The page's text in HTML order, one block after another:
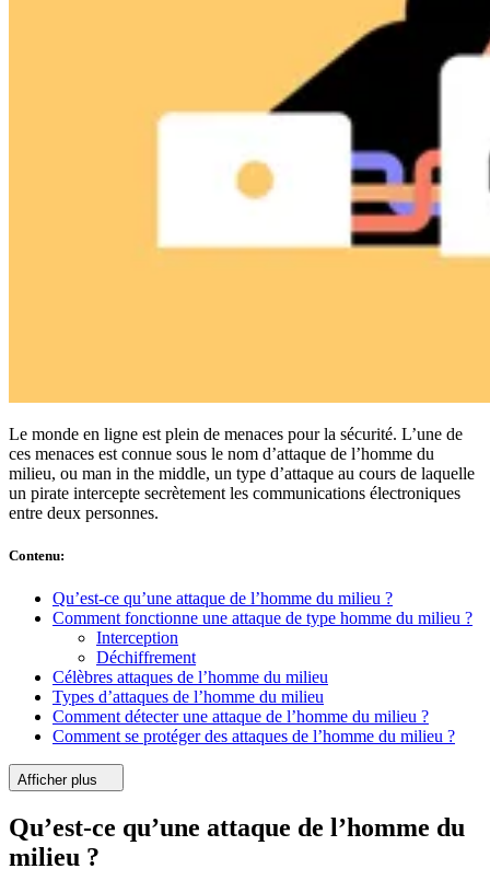
Demander un devis
Le monde en ligne est plein de menaces pour la sécurité. L’une de
ces menaces est connue sous le nom d’attaque de l’homme du
milieu, ou man in the middle, un type d’attaque au cours de laquelle
un pirate intercepte secrètement les communications électroniques
entre deux personnes.
Contenu:
Qu’est-ce qu’une attaque de l’homme du milieu ?
Comment fonctionne une attaque de type homme du milieu ?
Interception
Déchiffrement
Célèbres attaques de l’homme du milieu
Types d’attaques de l’homme du milieu
Comment détecter une attaque de l’homme du milieu ?
Comment se protéger des attaques de l’homme du milieu ?
Afficher plus
Qu’est-ce qu’une attaque de l’homme du
milieu ?